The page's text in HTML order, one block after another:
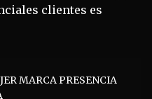
clientes es
MARCA PRESENCIA